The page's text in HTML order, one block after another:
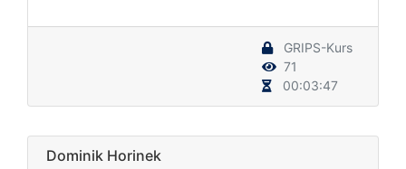
GRIPS-Kurs
71
00:03:47
Dominik Horinek